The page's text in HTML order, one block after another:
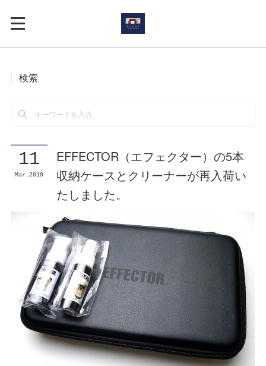
検索
11
Mar 2019
EFFECTOR（エフェクター）の5本
収納ケースとクリーナーが再入荷い
たしました。